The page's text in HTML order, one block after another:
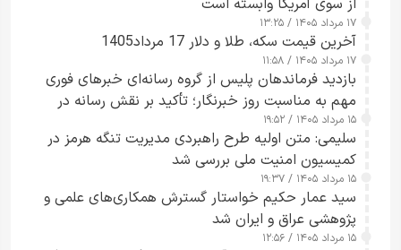
از سوی آمریکا وابسته است
۱۷ مرداد ۱۴۰۵ / ۱۳:۲۵
آخرین قیمت سکه، طلا و دلار 17 مرداد1405
۱۷ مرداد ۱۴۰۵ / ۱۱:۵۸
بازدید فرماندهان پلیس از گروه رسانه‌ای خبرهای فوری
مهم به مناسبت روز خبرنگار؛ تأکید بر نقش رسانه در
تقویت امنیت و اعتماد عمومی
۱۵ مرداد ۱۴۰۵ / ۱۹:۵۲
سلیمی: متن اولیه طرح راهبردی مدیریت تنگه هرمز در
کمیسیون امنیت ملی بررسی شد
۱۵ مرداد ۱۴۰۵ / ۱۹:۳۷
سید عمار حکیم خواستار گسترش همکاری‌های علمی و
پژوهشی عراق و ایران شد
۱۵ مرداد ۱۴۰۵ / ۱۲:۵۶